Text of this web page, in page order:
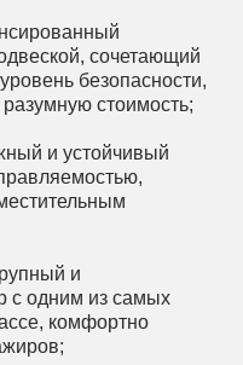
сочетающий
безопасности,
стоимость;
и устойчивый
и
с одним из самых
комфортно